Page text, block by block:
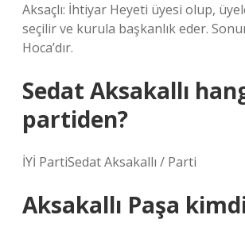
Aksaçlı: İhtiyar Heyeti üyesi olup,
seçilir ve kurula başkanlık eder.
Hoca’dır.
Sedat Aksakallı
partiden?
İYİ PartiSedat Aksakallı / Parti
Aksakallı Paşa